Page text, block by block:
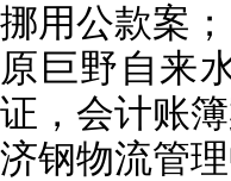
挪用公款案；
原巨野自来
证，会计账簿
济钢物流管